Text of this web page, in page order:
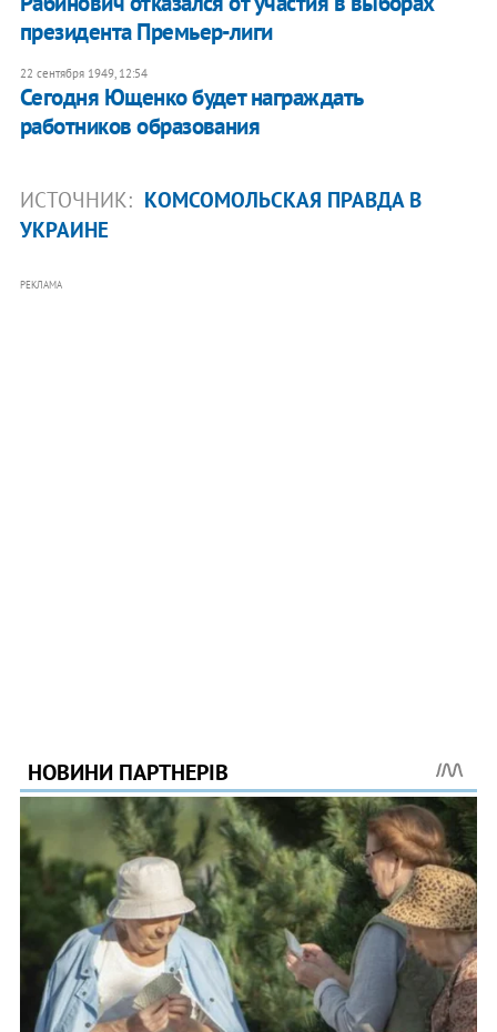
президента Премьер-лиги
22 сентября 1949, 12:54
Сегодня Ющенко будет награждать
работников образования
ИСТОЧНИК: КОМСОМОЛЬСКАЯ ПРАВДА В
УКРАИНЕ
РЕКЛАМА